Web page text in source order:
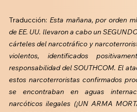
Traducción: Esta mañana, por orden
de EE. UU. llevaron a cabo un
cárteles del narcotráfico y
violentos, identificados
responsabilidad del SOUTHCOM. El
estos narcoterroristas confirmados
se encontraban en aguas
narcóticos ilegales (¡UN ARMA